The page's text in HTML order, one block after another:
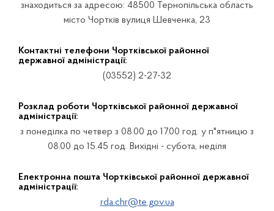
знаходиться за адресою: 48500 Тернопільська область
місто Чортків вулиця Шевченка, 23
Контактні телефони Чортківської районної
державної адміністрації:
(03552) 2-27-32
Розклад роботи Чортківської районної державної
адміністрації:
з понеділка по четвер з 08.00 до 17.00 год. у п"ятницю з
08.00 до 15.45 год. Вихідні - субота, неділя
Електронна пошта Чортківської районної державної
адміністрації:
rda.chr@te.gov.ua